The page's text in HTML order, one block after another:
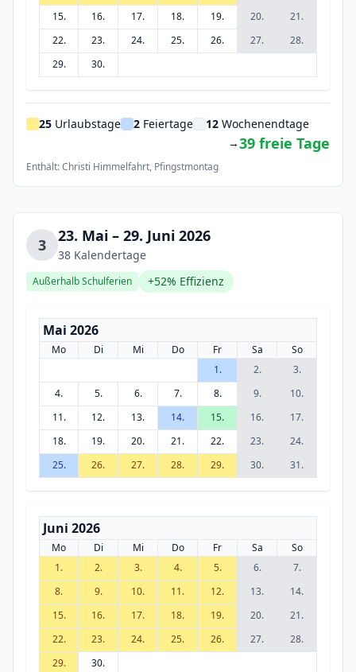
15.
16. 17. 18. 19. 20.
21.
22.
23. 24. 25. 26. 27.
28.
29.
30.
25 Urlaubstage 2 Feiertage 12 Wochenendtage
→39 freie Tage
Enthält: Christi Himmelfahrt, Pfingstmontag
3 23. Mai – 29. Juni 2026
38 Kalendertage
Außerhalb Schulferien +52% Effizienz
Mai 2026
Mo Di Mi Do Fr Sa
So
1.
2.
3.
4.
5. 6. 7. 8. 9.
10.
11.
12. 13. 14. 15. 16.
17.
18.
19. 20. 21. 22. 23.
24.
25.
26. 27. 28. 29. 30. 31.
Juni 2026
Mo Di Mi Do Fr Sa
So
1.
2. 3. 4. 5. 6.
7.
8.
9. 10. 11. 12. 13.
14.
15.
16. 17. 18. 19. 20.
21.
22.
23. 24. 25. 26. 27.
28.
29.
30.